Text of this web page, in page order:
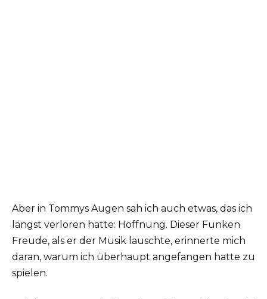
Aber in Tommys Augen sah ich auch etwas, das ich
längst verloren hatte: Hoffnung. Dieser Funken
Freude, als er der Musik lauschte, erinnerte mich
daran, warum ich überhaupt angefangen hatte zu
spielen.